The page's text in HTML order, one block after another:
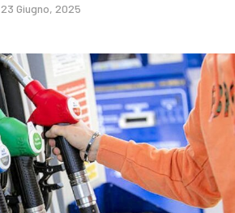
23 Giugno, 2025